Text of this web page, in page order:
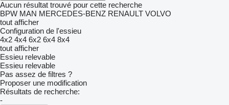
Aucun résultat trouvé pour cette recherche
BPW MAN MERCEDES-BENZ RENAULT VOLVO
tout afficher
Configuration de l'essieu
4x2 4x4 6x2 6x4 8x4
tout afficher
Essieu relevable
Essieu relevable
Pas assez de filtres ?
Proposer une modification
Résultats de recherche:
-